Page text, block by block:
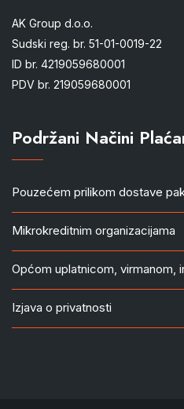
AK Group d.o.o.
Sudski reg. br. 51-01-0019-22
ID br. 4219059680001
PDV br. 219059680001
Podržani Načini
Pouzećem prilikom dostave
Mikrokreditnim organizacijama
Općom uplatnicom, virmanom,
Izjava o privatnosti